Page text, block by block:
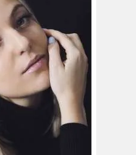
Figuren und schaffen
in denen Verletzlichkeit
ihren Platz finden.
ein, einen Moment
leiser, oft
wahrzunehmen.
SKM.